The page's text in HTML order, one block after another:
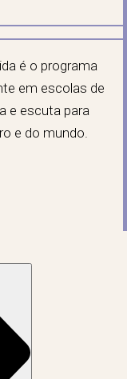
é o programa
em escolas de
e escuta para
e do mundo.